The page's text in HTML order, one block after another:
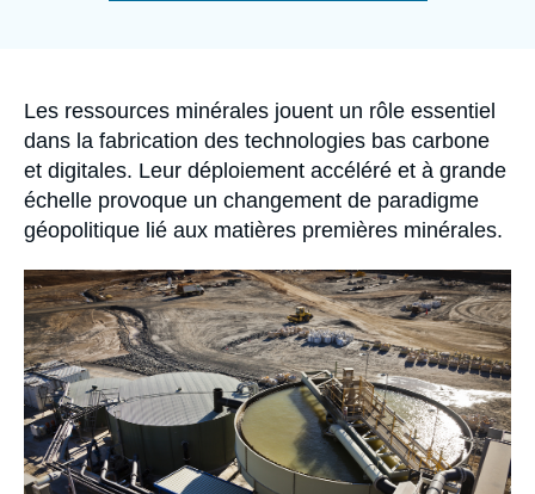
Accroche
Les ressources minérales jouent un rôle essentiel
dans la fabrication des technologies bas carbone
et digitales. Leur déploiement accéléré et à grande
échelle provoque un changement de paradigme
géopolitique lié aux matières premières minérales.
Image
principale